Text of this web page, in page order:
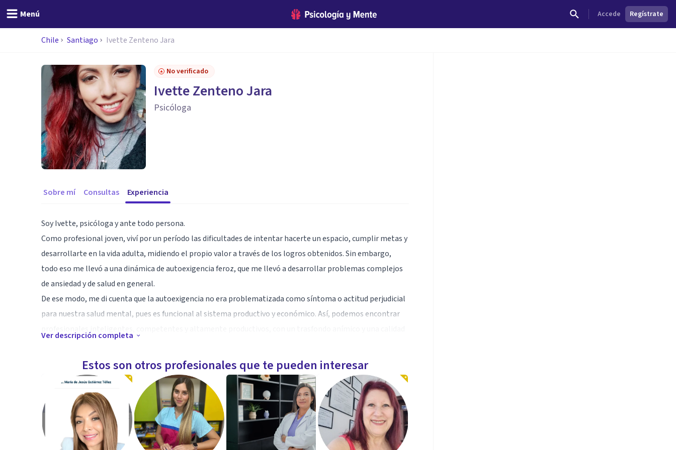
Menú Accede Regístrate
Chile Santiago Ivette Zenteno Jara
No verificado
Ivette Zenteno Jara
Psicóloga
Sobre mí Consultas Experiencia
Soy Ivette, psicóloga y ante todo persona.
Como profesional joven, viví por un período las dificultades de intentar hacerte un espacio, cumplir metas y
desarrollarte en la vida adulta, midiendo el propio valor a través de los logros obtenidos. Sin embargo,
todo eso me llevó a una dinámica de autoexigencia feroz, que me llevó a desarrollar problemas complejos
de ansiedad y de salud en general.
De ese modo, me di cuenta que la autoexigencia no era problematizada como síntoma o actitud perjudicial
para nuestra salud mental, pues es funcional al sistema productivo y económico. Así, podemos encontrar
sus vidas persiguiendo metas que ni siquiera saben de dónde salieron.
Luego de mi recuperación exitosa de mi grave autoexigencia, decidí renunciar a mi trabajo en el sistema
público y dedicarme por completo a la clínica independiente trabajando exclusivamente con personas
autoexigentes, de alto rendimiento o con ansiedad de rendimiento y dificultades de autoestima.
Especialidad
Mi campo de especialidad y problemas en los que puedo ayudarte:
Ver descripción completa
Estos son otros profesionales que te pueden interesar